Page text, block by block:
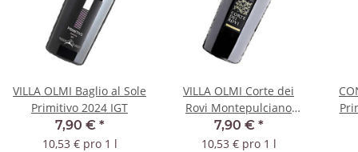
VILLA OLMI Baglio al Sole
Primitivo 2024 IGT
7,90 € *
10,53 € pro 1 l
VILLA OLMI Corte dei
Rovi Montepulciano
2023 IGT
7,90 € *
10,53 € pro 1 l